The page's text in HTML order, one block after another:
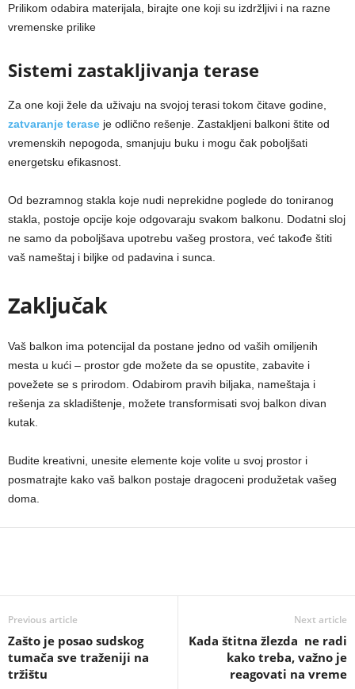
Prilikom odabira materijala, birajte one koji su izdržljivi i na razne
vremenske prilike
Sistemi zastakljivanja terase
Za one koji žele da uživaju na svojoj terasi tokom čitave godine,
zatvaranje terase je odlično rešenje. Zastakljeni balkoni štite od
vremenskih nepogoda, smanjuju buku i mogu čak poboljšati
energetsku efikasnost.
Od bezramnog stakla koje nudi neprekidne poglede do toniranog
stakla, postoje opcije koje odgovaraju svakom balkonu. Dodatni sloj
ne samo da poboljšava upotrebu vašeg prostora, već takođe štiti
vaš nameštaj i biljke od padavina i sunca.
Zaključak
Vaš balkon ima potencijal da postane jedno od vaših omiljenih
mesta u kući – prostor gde možete da se opustite, zabavite i
povežete se s prirodom. Odabirom pravih biljaka, nameštaja i
rešenja za skladištenje, možete transformisati svoj balkon divan
kutak.
Budite kreativni, unesite elemente koje volite u svoj prostor i
posmatrajte kako vaš balkon postaje dragoceni produžetak vašeg
doma.
Previous article
Zašto je posao sudskog
tumača sve traženiji na
tržištu
Next article
Kada štitna žlezda ne radi
kako treba, važno je
reagovati na vreme